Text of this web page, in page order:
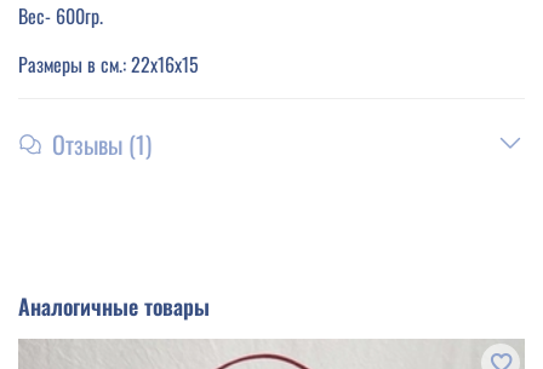
Вес- 600гр.
Размеры в см.: 22х16х15
Отзывы (1)
Аналогичные товары